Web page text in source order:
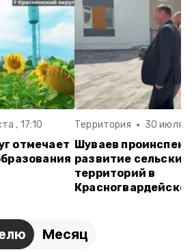
, 17:10
отмечает
Территория 30 июля ,
Шуваев
развитие сельских
территорий в
Месяц